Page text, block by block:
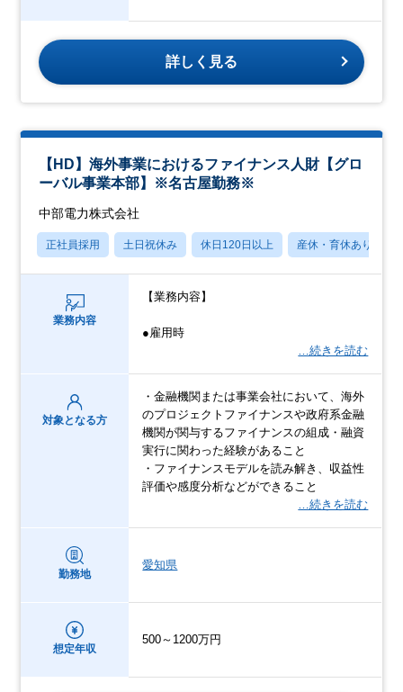
詳しく見る
【HD】海外事業におけるファイナンス人財【グロ
ーバル事業本部】※名古屋勤務※
中部電力株式会社
正社員採用 土日祝休み 休日120日以上 産休・育休あり
業務内容
【業務内容】
●雇用時
…続きを読む
対象となる方
・金融機関または事業会社において、海外
のプロジェクトファイナンスや政府系金融
機関が関与するファイナンスの組成・融資
実行に関わった経験があること
・ファイナンスモデルを読み解き、収益性
評価や感度分析などができること
…続きを読む
勤務地
愛知県
想定年収
500～1200万円